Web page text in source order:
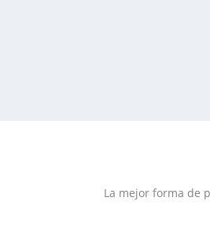
La mejor forma de